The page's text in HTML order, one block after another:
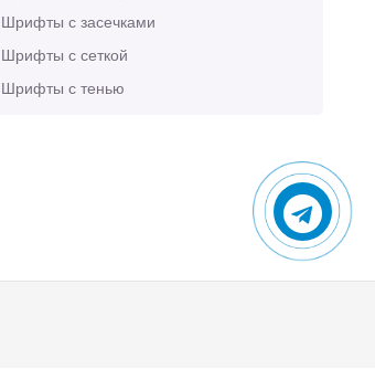
Шрифты с засечками
Шрифты с сеткой
Шрифты с тенью